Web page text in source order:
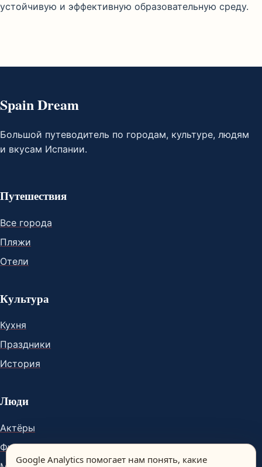
устойчивую и эффективную образовательную среду.
Spain Dream
Большой путеводитель по городам, культуре, людям
и вкусам Испании.
Путешествия
Все города
Пляжи
Отели
Культура
Кухня
Праздники
История
Люди
Актёры
Футболисты
Google Analytics помогает нам понять, какие